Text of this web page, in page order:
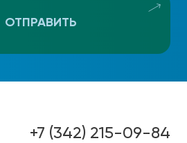
ОТПРАВИТЬ
+7 (342) 215-09-84